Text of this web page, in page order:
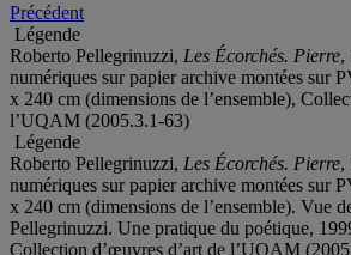
Précédent
Légende
Roberto Pellegrinuzzi, Les Écorchés. Pierre,
numériques sur papier archive montées sur
x 240 cm (dimensions de l’ensemble),
l’UQAM (2005.3.1-63)
Légende
Roberto Pellegrinuzzi, Les Écorchés. Pierre,
numériques sur papier archive montées sur
x 240 cm (dimensions de l’ensemble). Vue
Pellegrinuzzi. Une pratique du poétique,
Collection d’œuvres d’art de l’UQAM